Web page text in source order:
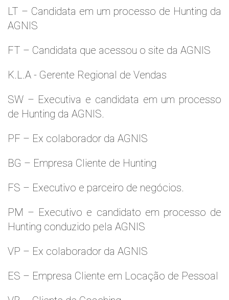
LT – Candidata em um processo de Hunting da
AGNIS
FT – Candidata que acessou o site da AGNIS
K.L.A - Gerente Regional de Vendas
SW – Executiva e candidata em um processo
de Hunting da AGNIS.
PF – Ex colaborador da AGNIS
BG – Empresa Cliente de Hunting
FS – Executivo e parceiro de negócios.
PM – Executivo e candidato em processo de
Hunting conduzido pela AGNIS
VP – Ex colaborador da AGNIS
ES – Empresa Cliente em Locação de Pessoal